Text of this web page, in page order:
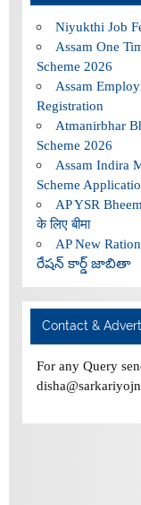
Niyukthi Job
Assam One
Scheme 2026
Assam
Registration
Atmanirbhar
Scheme 2026
Assam Indira
Scheme
AP YSR
के लिए बीमा
AP New
రేషన్ కార్డ్ జాబితా
Contact &
For any Query